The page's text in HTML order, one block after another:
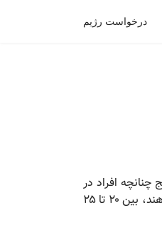
درخواست رژیم
نتایج چنانچه افراد در
سنین نوجوانی شروع به کشیدن سیگار کنند که بیش از ۷۰ درصد موارد سیگاری شدن در این مرحله اتفاق می افتد. و به مدت ۲۰ سال یا بیشتر به این عمل ادامه دهند، بین ۲۰ تا ۲۵